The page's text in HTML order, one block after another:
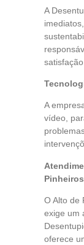
A
A
vídeo,
Pinheiros
O Alto de
exige um
oferece